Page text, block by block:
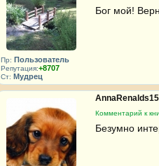
Пр: Пользователь
Репутация:+8707
Ст: Мудрец
Бог мой!
Комментарий к
Безумно